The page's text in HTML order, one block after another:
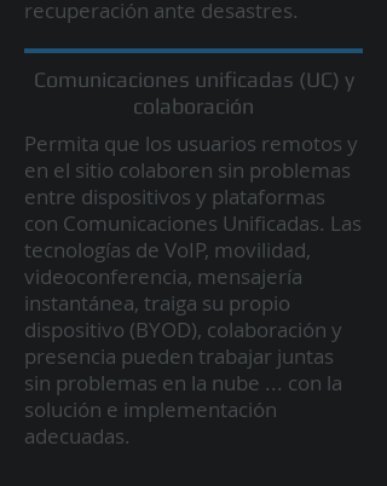
recuperación ante desastres.
Comunicaciones unificadas (UC) y
colaboración
Permita que los usuarios remotos y
en el sitio colaboren sin problemas
entre dispositivos y plataformas
con Comunicaciones Unificadas. Las
tecnologías de VoIP, movilidad,
videoconferencia, mensajería
instantánea, traiga su propio
dispositivo (BYOD), colaboración y
presencia pueden trabajar juntas
sin problemas en la nube ... con la
solución e implementación
adecuadas.